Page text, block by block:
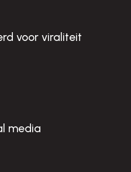
voor viraliteit
media